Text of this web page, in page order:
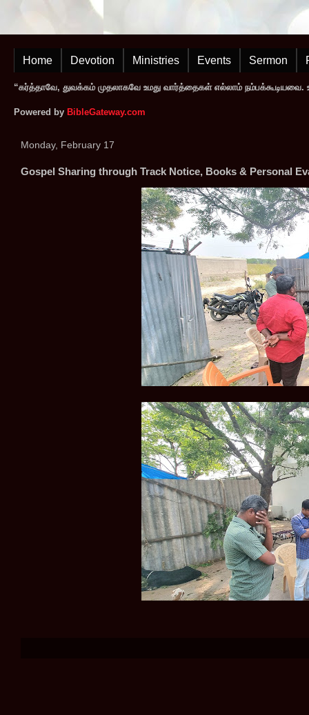
Home Devotion Ministries Events Sermon
“கர்த்தாவே, துவக்கம் முதலாகவே உமது வார்த்தைகள் எல்லாம் நம்பக்கூடியவை.
Powered by BibleGateway.com
Monday, February 17
Gospel Sharing through Track Notice, Books & Personal